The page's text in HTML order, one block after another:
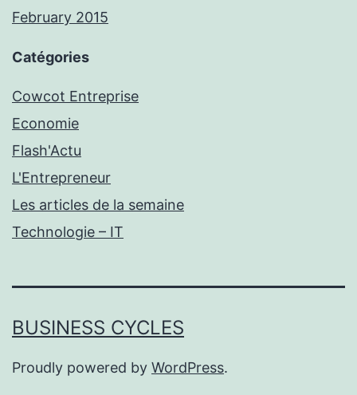
February 2015
Catégories
Cowcot Entreprise
Economie
Flash'Actu
L'Entrepreneur
Les articles de la semaine
Technologie – IT
BUSINESS CYCLES
Proudly powered by WordPress.